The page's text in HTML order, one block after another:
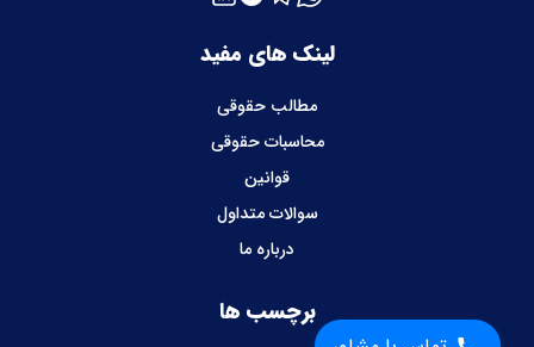
لینک های مفید
مطالب حقوقی
محاسبات حقوقی
قوانین
سوالات متداول
درباره ما
برچسب ها